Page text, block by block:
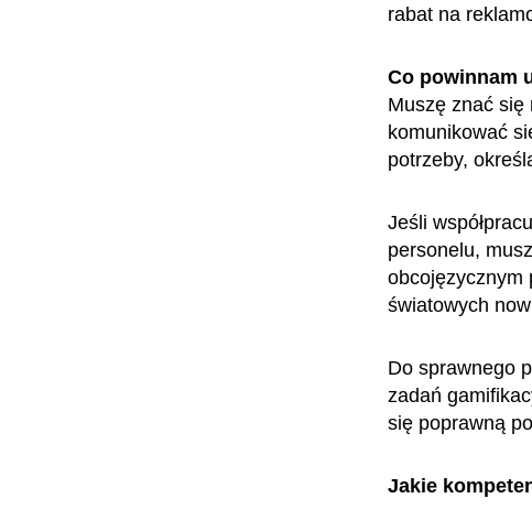
rabat na
Co powinnam
Muszę znać się
komunikować
potrzeby,
Jeśli
personelu,
obcojęzycznym
światowych
Do sprawnego
zadań
się poprawną
Jakie